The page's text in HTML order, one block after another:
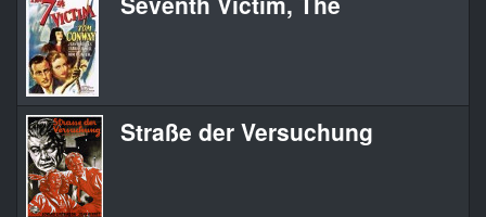
Straße der Versuchung